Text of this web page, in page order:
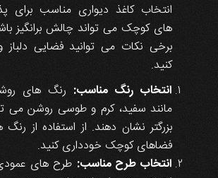
انتخاب کاغذ دیواری مناسب برای
های کوچک می تواند چالش برانگیز
برخی نکات می توانید فضایی دلباز
کنید.
انتخاب رنگ مناسب: رنگ های
مانند سفید، کرم و طوسی روشن می
بزرگتر نشان دهند. از استفاده از
فضاهای کوچک خودداری کنید.
انتخاب طرح مناسب: طرح های